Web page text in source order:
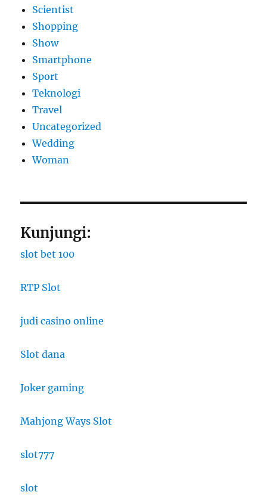
Scientist
Shopping
Show
Smartphone
Sport
Teknologi
Travel
Uncategorized
Wedding
Woman
Kunjungi:
slot bet 100
RTP Slot
judi casino online
Slot dana
Joker gaming
Mahjong Ways Slot
slot777
slot